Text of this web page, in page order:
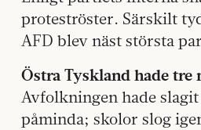
proteströster. Särskilt
AFD blev näst största
Östra Tyskland hade tre
Avfolkningen hade
påminda; skolor slog